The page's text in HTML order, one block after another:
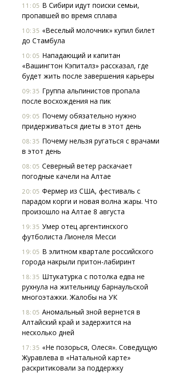
11:05 В Сибири идут поиски семьи,
пропавшей во время сплава
10:35 «Веселый молочник» купил билет
до Стамбула
10:05 Нападающий и капитан
«Вашингтон Кэпиталз» рассказал, где
будет жить после завершения карьеры
09:35 Группа альпинистов пропала
после восхождения на пик
09:05 Почему обязательно нужно
придерживаться диеты в этот день
08:35 Почему нельзя ругаться с врачами
в этот день
08:05 Северный ветер раскачает
погодные качели на Алтае
20:05 Фермер из США, фестиваль с
парадом корги и новая волна жары. Что
произошло на Алтае 8 августа
19:35 Умер отец аргентинского
футболиста Лионеля Месси
19:05 В элитном квартале российского
города накрыли притон-лабиринт
18:35 Штукатурка с потолка едва не
рухнула на жительницу барнаульской
многоэтажки. Жалобы на УК
18:05 Аномальный зной вернется в
Алтайский край и задержится на
несколько дней
17:35 «Не позорься, Олеся». Соведущую
Журавлева в «Натальной карте»
раскритиковали за поддержку